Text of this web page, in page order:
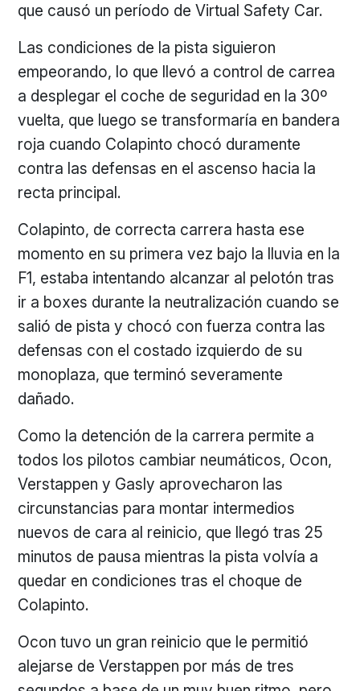
que causó un período de Virtual Safety Car.
Las condiciones de la pista siguieron
empeorando, lo que llevó a control de carrea
a desplegar el coche de seguridad en la 30º
vuelta, que luego se transformaría en bandera
roja cuando Colapinto chocó duramente
contra las defensas en el ascenso hacia la
recta principal.
Colapinto, de correcta carrera hasta ese
momento en su primera vez bajo la lluvia en la
F1, estaba intentando alcanzar al pelotón tras
ir a boxes durante la neutralización cuando se
salió de pista y chocó con fuerza contra las
defensas con el costado izquierdo de su
monoplaza, que terminó severamente
dañado.
Como la detención de la carrera permite a
todos los pilotos cambiar neumáticos, Ocon,
Verstappen y Gasly aprovecharon las
circunstancias para montar intermedios
nuevos de cara al reinicio, que llegó tras 25
minutos de pausa mientras la pista volvía a
quedar en condiciones tras el choque de
Colapinto.
Ocon tuvo un gran reinicio que le permitió
alejarse de Verstappen por más de tres